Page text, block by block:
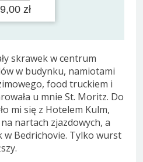
zł
skrawek w centrum
w budynku, namiotami
food truckiem i
u mnie St. Moritz. Do
mi się z Hotelem Kulm,
nartach zjazdowych, a
w Bedrichovie. Tylko wurst